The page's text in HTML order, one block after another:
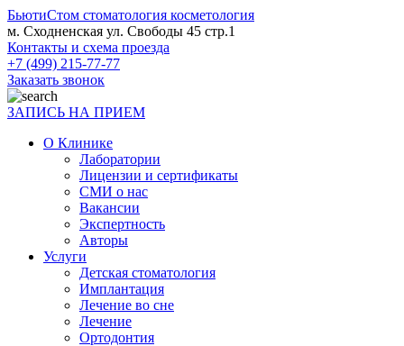
БьютиСтом стоматология косметология
м. Сходненская ул. Свободы 45 стр.1
Контакты и схема проезда
+7 (499) 215-77-77
Заказать звонок
ЗАПИСЬ НА ПРИЕМ
О Клинике
Лаборатории
Лицензии и сертификаты
СМИ о нас
Вакансии
Экспертность
Авторы
Услуги
Детская стоматология
Имплантация
Лечение во сне
Лечение
Ортодонтия